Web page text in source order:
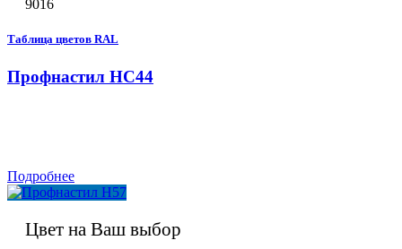
9016
Таблица цветов RAL
Профнастил НС44
Подробнее
Цвет на Ваш выбор